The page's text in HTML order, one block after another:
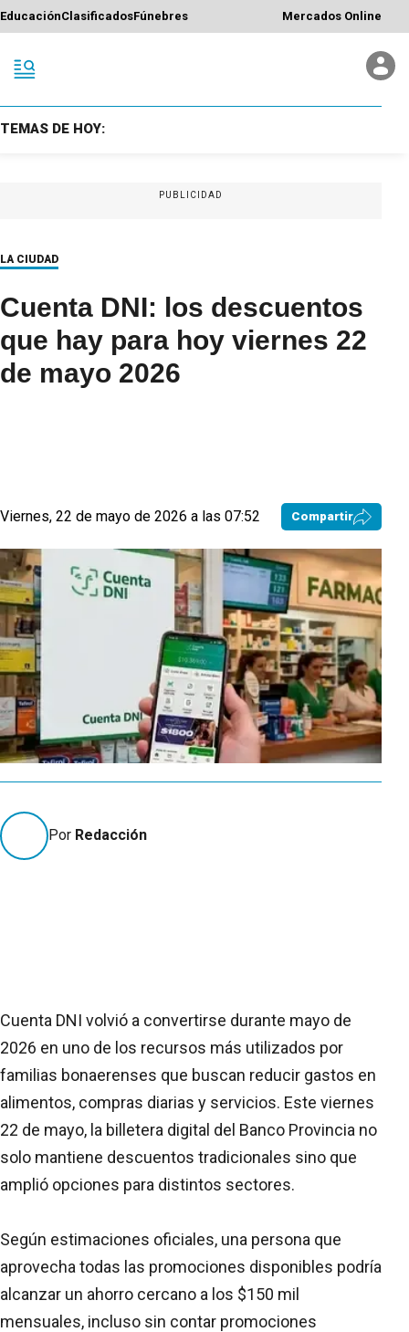
EducaciónClasificadosFúnebres Mercados Online
TEMAS DE HOY:
PUBLICIDAD
LA CIUDAD
Cuenta DNI: los descuentos
que hay para hoy viernes 22
de mayo 2026
Viernes, 22 de mayo de 2026 a las 07:52 Compartir
Por Redacción
Cuenta DNI volvió a convertirse durante mayo de
2026 en uno de los recursos más utilizados por
familias bonaerenses que buscan reducir gastos en
alimentos, compras diarias y servicios. Este viernes
22 de mayo, la billetera digital del Banco Provincia no
solo mantiene descuentos tradicionales sino que
amplió opciones para distintos sectores.
Según estimaciones oficiales, una persona que
aprovecha todas las promociones disponibles podría
alcanzar un ahorro cercano a los $150 mil
mensuales, incluso sin contar promociones